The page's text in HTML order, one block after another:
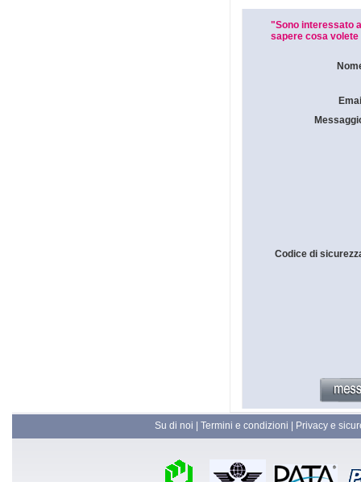
"Sono interessato
sapere cosa
Codice di
Su di noi |Termini e condizioni Privacy e